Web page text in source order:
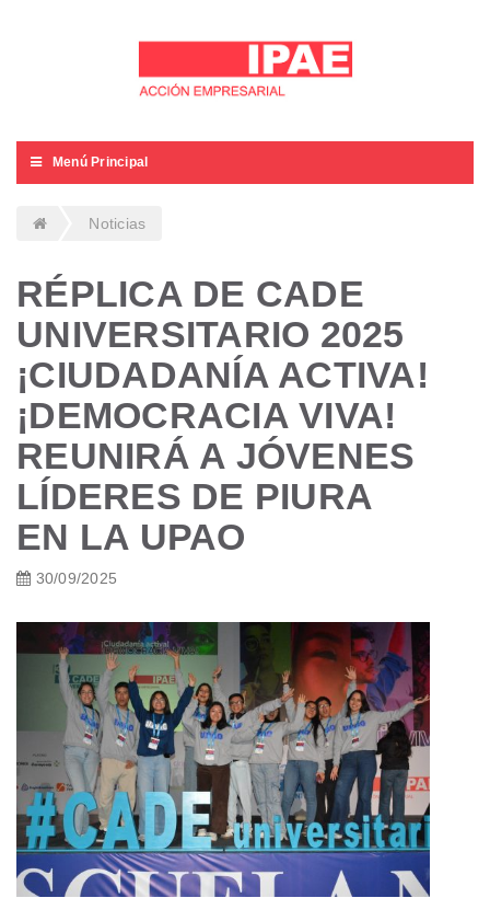
Menú Principal
Noticias
RÉPLICA DE CADE
UNIVERSITARIO 2025
¡CIUDADANÍA ACTIVA!
¡DEMOCRACIA VIVA!
REUNIRÁ A JÓVENES
LÍDERES DE PIURA
EN LA UPAO
30/09/2025